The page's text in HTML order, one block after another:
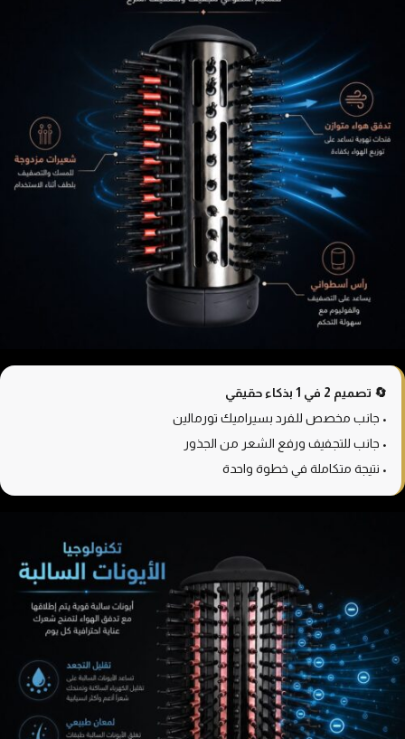
🔄 تصميم 2 في 1 بذكاء حقيقي
• جانب مخصص للفرد بسيراميك تورمالين
• جانب للتجفيف ورفع الشعر من الجذور
• نتيجة متكاملة في خطوة واحدة